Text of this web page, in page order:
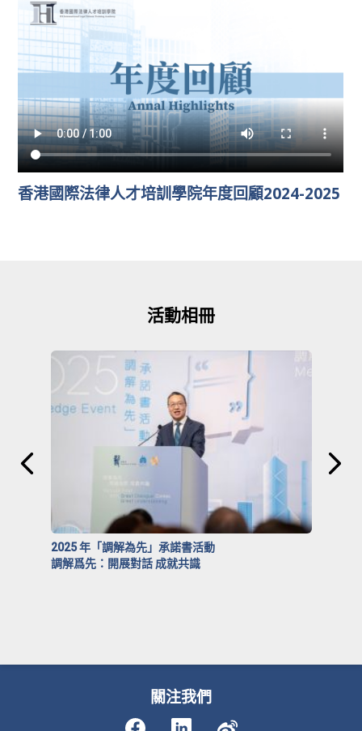
香港國際法律人才培訓學院年度回顧2024-2025
活動相冊
2025 年「調解為先」承諾書活動
調解爲先：開展對話 成就共識
關注我們